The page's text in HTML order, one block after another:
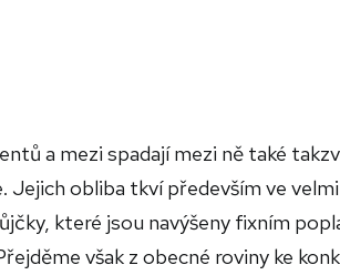
a mezi spadají mezi ně také
obliba tkví především ve
které jsou navýšeny fixním
však z obecné roviny ke